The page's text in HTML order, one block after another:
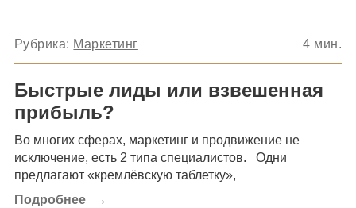
Рубрика: Маркетинг 4 мин.
Быстрые лиды или взвешенная
прибыль?
Во многих сферах, маркетинг и продвижение не
исключение, есть 2 типа специалистов. Одни
предлагают «кремлёвскую таблетку»,
Подробнее
→